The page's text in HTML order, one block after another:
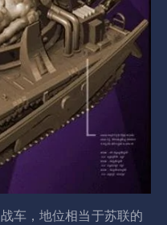
，地位相当于苏联的